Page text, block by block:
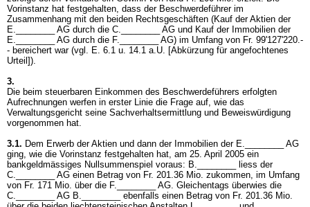
Vorinstanz hat festgehalten, dass der Beschwerdeführer im
Zusammenhang mit den beiden Rechtsgeschäften (Kauf der Aktien der
E.________ AG durch die C.________ AG und Kauf der Immobilien der
E.________ AG durch die F.________ AG) im Umfang von Fr. 99'127'220.-
- bereichert war (vgl. E. 6.1 u. 14.1 a.U. [Abkürzung für angefochtenes
Urteil]).
3.
Die beim steuerbaren Einkommen des Beschwerdeführers erfolgten
Aufrechnungen werfen in erster Linie die Frage auf, wie das
Verwaltungsgericht seine Sachverhaltsermittlung und Beweiswürdigung
vorgenommen hat.
3.1. Dem Erwerb der Aktien und dann der Immobilien der E.________ AG
ging, wie die Vorinstanz festgehalten hat, am 25. April 2005 ein
bankgeldmässiges Nullsummenspiel voraus: B.________ liess der
C.________ AG einen Betrag von Fr. 201.36 Mio. zukommen, im Umfang
von Fr. 171 Mio. über die F.________ AG. Gleichentags überwies die
C.________ AG B.________ ebenfalls einen Betrag von Fr. 201.36 Mio.